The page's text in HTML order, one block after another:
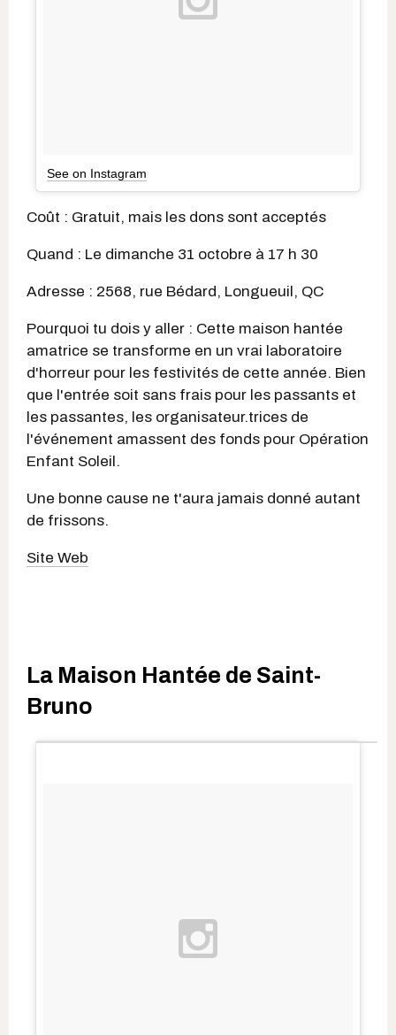
See on Instagram
Coût : Gratuit, mais les dons sont acceptés
Quand : Le dimanche 31 octobre à 17 h 30
Adresse : 2568, rue Bédard, Longueuil, QC
Pourquoi tu dois y aller : Cette maison hantée
amatrice se transforme en un vrai laboratoire
d'horreur pour les festivités de cette année. Bien
que l'entrée soit sans frais pour les passants et
les passantes, les organisateur.trices de
l'événement amassent des fonds pour Opération
Enfant Soleil.
Une bonne cause ne t'aura jamais donné autant
de frissons.
Site Web
La Maison Hantée de Saint-
Bruno